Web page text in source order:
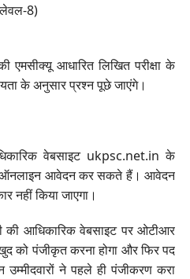
8)
एमसीक्यू आधारित लिखित परीक्षा के
के अनुसार प्रश्न पूछे जाएंगे।
वेबसाइट ukpsc.net.in के
ऑनलाइन आवेदन कर सकते हैं। आवेदन
नहीं किया जाएगा।
की आधिकारिक वेबसाइट पर ओटीआर
को पंजीकृत करना होगा और फिर पद
ने पहले ही पंजीकरण करा